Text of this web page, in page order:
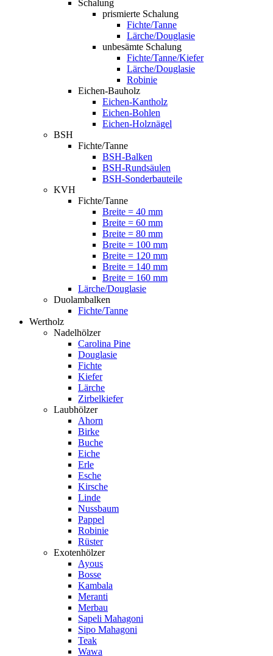
Schalung
prismierte Schalung
Fichte/Tanne
Lärche/Douglasie
unbesämte Schalung
Fichte/Tanne/Kiefer
Lärche/Douglasie
Robinie
Eichen-Bauholz
Eichen-Kantholz
Eichen-Bohlen
Eichen-Holznägel
BSH
Fichte/Tanne
BSH-Balken
BSH-Rundsäulen
BSH-Sonderbauteile
KVH
Fichte/Tanne
Breite = 40 mm
Breite = 60 mm
Breite = 80 mm
Breite = 100 mm
Breite = 120 mm
Breite = 140 mm
Breite = 160 mm
Lärche/Douglasie
Duolambalken
Fichte/Tanne
Wertholz
Nadelhölzer
Carolina Pine
Douglasie
Fichte
Kiefer
Lärche
Zirbelkiefer
Laubhölzer
Ahorn
Birke
Buche
Eiche
Erle
Esche
Kirsche
Linde
Nussbaum
Pappel
Robinie
Rüster
Exotenhölzer
Ayous
Bosse
Kambala
Meranti
Merbau
Sapeli Mahagoni
Sipo Mahagoni
Teak
Wawa